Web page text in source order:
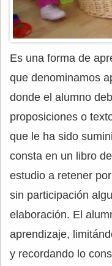
Es una forma de
que denominamos
donde el alumno
proposiciones o
que le ha sido
consta en un libro
estudio a retener
sin participación
elaboración. El
aprendizaje,
y recordando lo